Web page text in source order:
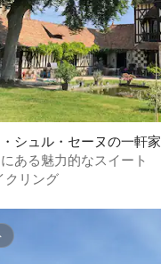
シュル・セーヌの一軒家
ある魅力的なスイート
クリング